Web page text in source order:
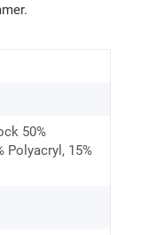
50%
Polyacryl, 15%